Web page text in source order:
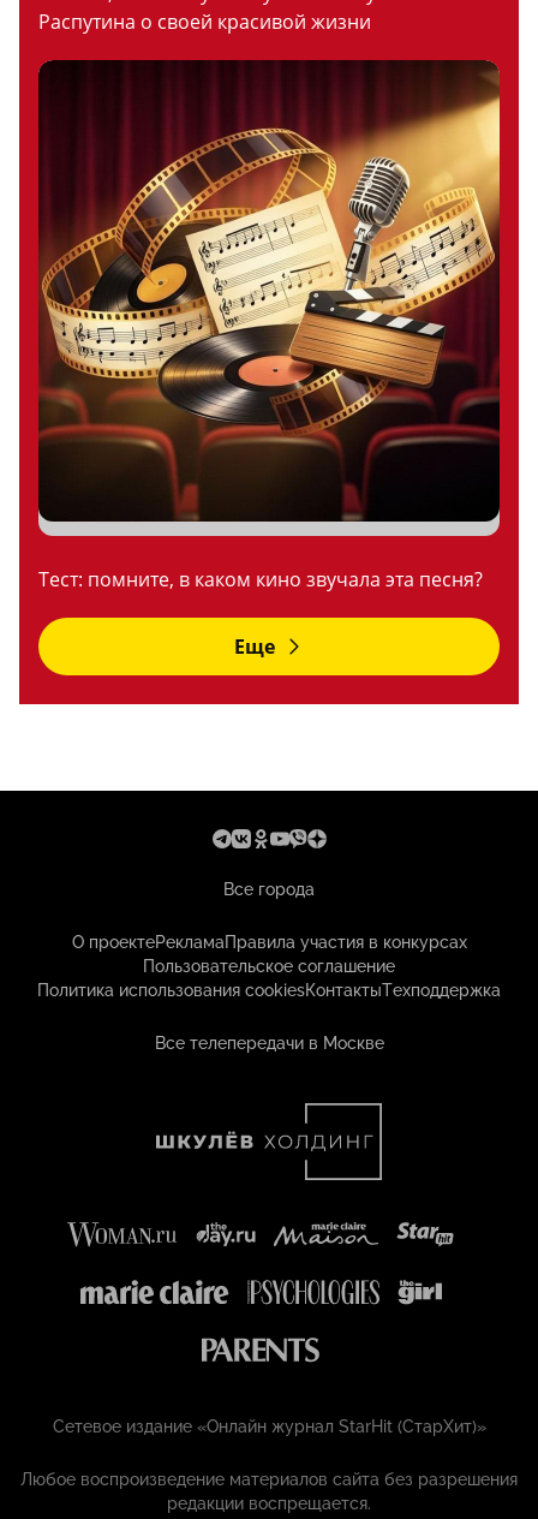
Распутина о своей красивой жизни
Тест: помните, в каком кино звучала эта песня?
Еще
Все города
О проектеРекламаПравила участия в конкурсах
Пользовательское соглашение
Политика использования cookiesКонтактыТехподдержка
Все телепередачи в Москве
Сетевое издание «Онлайн журнал StarHit (СтарХит)»
Любое воспроизведение материалов сайта без разрешения
редакции воспрещается.